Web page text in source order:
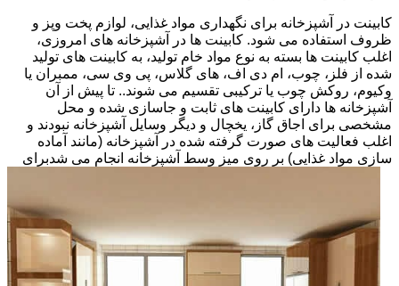
کابینت در آشپزخانه برای نگهداری مواد غذایی، لوازم پخت وپز و
ظروف استفاده می شود. کابینت ها در آشپزخانه های امروزی،
اغلب کابینت ها بسته به نوع مواد خام تولید، به کابینت های تولید
شده از فلز، چوب، ام دی اف، های گلاس، پی وی سی، ممبران یا
وکیوم، روکش چوب یا ترکیبی تقسیم می شوند.. تا پیش از آن
آشپزخانه ها دارای کابینت های ثابت و جاسازی شده و محل
مشخصی برای اجاق گاز، یخچال و دیگر وسایل آشپزخانه نبودند و
اغلب فعالیت های صورت گرفته شده در آشپزخانه (مانند آماده
سازی مواد غذایی) بر روی میز وسط آشپزخانه انجام می شدبرای